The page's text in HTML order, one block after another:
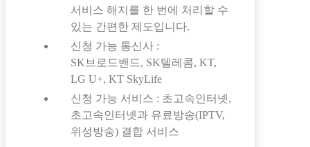
서비스 해지를 한 번에 처리할 수
있는 간편한 제도입니다.
신청 가능 통신사 :
SK브로드밴드, SK텔레콤, KT,
LG U+, KT SkyLife
신청 가능 서비스 : 초고속인터넷,
초고속인터넷과 유료방송(IPTV,
위성방송) 결합 서비스